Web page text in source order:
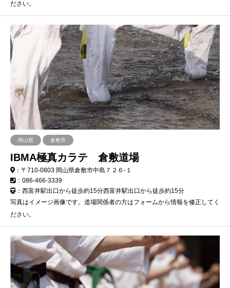
ださい。
岡山県 倉敷市
IBMA極真カラテ 倉敷道場
：〒710-0803 岡山県倉敷市中島７２６-１
：086-466-3339
：西富井駅出口から徒歩約15分西富井駅出口から徒歩約15分
写真はイメージ画像です。道場関係者の方はフォームから情報を修正してく
ださい。